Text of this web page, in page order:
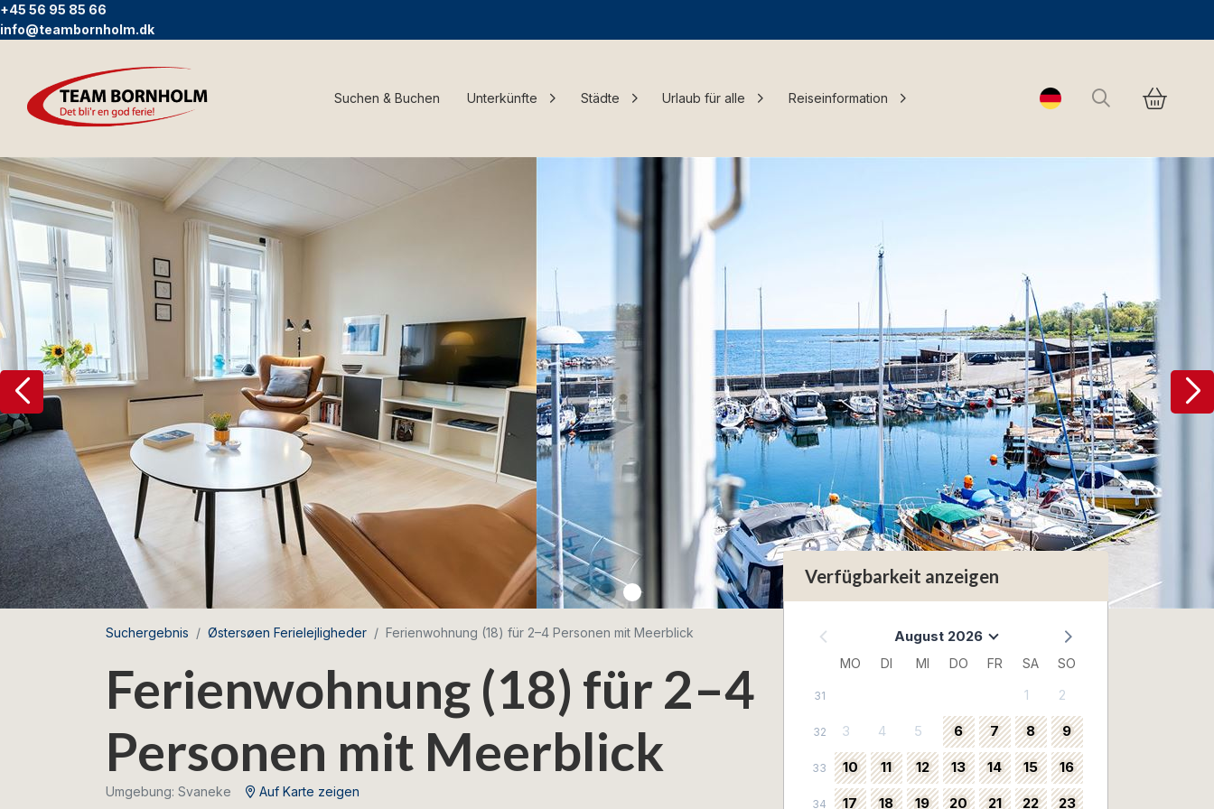
+45 56 95 85 66
info@teambornholm.dk
Suchen & Buchen Unterkünfte Städte Urlaub für alle Reiseinformation Change language
Suchen
Suchergebnis Østersøen Ferielejligheder Ferienwohnung (18) für 2–4 Personen mit Meerblick
Ferienwohnung (18) für 2–4
Personen mit Meerblick
Umgebung: Svaneke Auf Karte zeigen
Verfügbarkeit anzeigen
August 2026
MO DI MI DO FR SA SO
31 1 2
32 3 4 5 6 7 8 9
33 10 11 12 13 14 15 16
34 17 18 19 20 21 22 23